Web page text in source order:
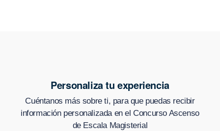
Personaliza tu experiencia
Cuéntanos más sobre ti, para que puedas recibir
información personalizada enel Concurso Ascenso
de Escala Magisterial